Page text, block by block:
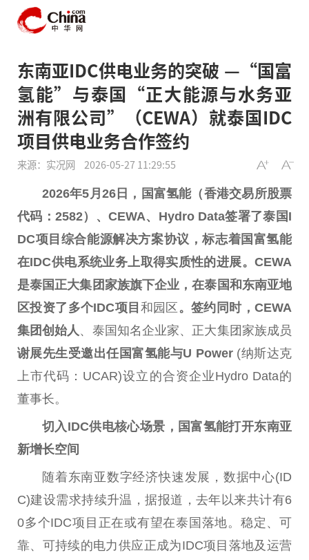
东南亚IDC供电业务的突破 —“国富
氢能”与泰国“正大能源与水务亚
洲有限公司”（CEWA）就泰国IDC
项目供电业务合作签约
来源：实况网 2026-05-27 11:29:55
2026年5月 26日， 国富氢能（香港交易所股票
代码 ：2582）、CEWA、 Hydro Data签署了泰国 I
DC项目综合能源解决方案协议 ，标志着国富氢能
在IDC供电系统业务上取得实质性的进展。CEWA
是泰国正大集团家族旗下企业 ，在泰国和 东南亚地
区投资了多个IDC项目 和园区 。签约同时，CEWA
集团创始人、泰国知名企业家、正大集团家族成员
谢展先生受邀出任国富氢能与U Power(纳斯达克
上市代码：UCAR)设立的合资企业Hydro Data的
董事长。
切入IDC供电核心场景，国富氢能打开东南亚
新增长空间
随着东南亚数字经济快速发展，数据中心(ID
C)建设需求持续升温，据报道，去年以来共计有6
0多个IDC项目正在或有望在泰国落地。稳定、可
靠、可持续的电力供应正成为IDC项目落地及运营